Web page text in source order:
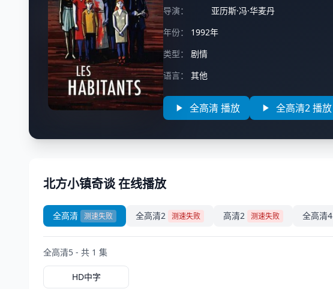
导演：
亚历斯·冯·华麦丹
年份：
1992年
类型：
剧情
语言：
其他
全高清 播放 全高清2 播放
北方小镇奇谈 在线播放
全高清 测速失败 全高清2 测速失败 高清2 测速失败 全高清4
全高清5 - 共 1 集
HD中字